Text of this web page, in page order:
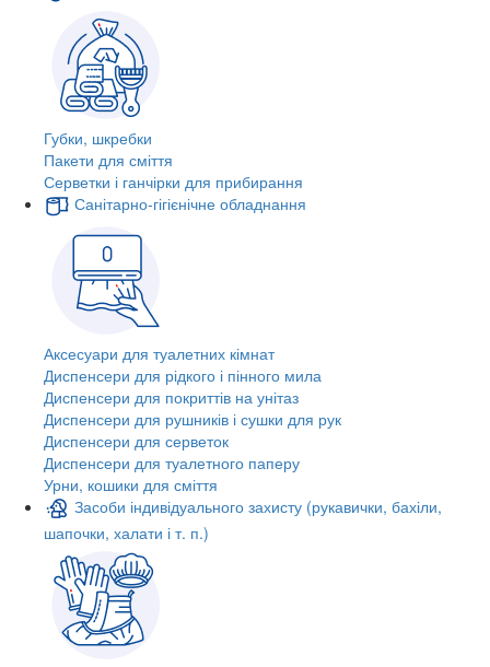
Губки, шкребки
Пакети для сміття
Серветки і ганчірки для прибирання
Санітарно-гігієнічне обладнання
Аксесуари для туалетних кімнат
Диспенсери для рідкого і пінного мила
Диспенсери для покриттів на унітаз
Диспенсери для рушників і сушки для рук
Диспенсери для серветок
Диспенсери для туалетного паперу
Урни, кошики для сміття
Засоби індивідуального захисту (рукавички, бахіли,
шапочки, халати і т. п.)